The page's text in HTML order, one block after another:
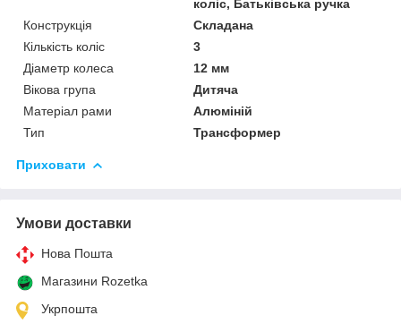
коліс, Батьківська ручка
Конструкція
Складана
Кількість коліс
3
Діаметр колеса
12 мм
Вікова група
Дитяча
Матеріал рами
Алюміній
Тип
Трансформер
Приховати
Умови доставки
Нова Пошта
Магазини Rozetka
Укрпошта